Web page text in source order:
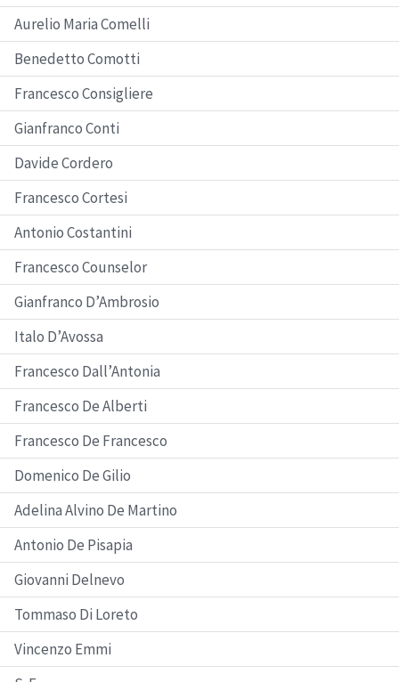
Aurelio Maria Comelli
Benedetto Comotti
Francesco Consigliere
Gianfranco Conti
Davide Cordero
Francesco Cortesi
Antonio Costantini
Francesco Counselor
Gianfranco D’Ambrosio
Italo D’Avossa
Francesco Dall’Antonia
Francesco De Alberti
Francesco De Francesco
Domenico De Gilio
Adelina Alvino De Martino
Antonio De Pisapia
Giovanni Delnevo
Tommaso Di Loreto
Vincenzo Emmi